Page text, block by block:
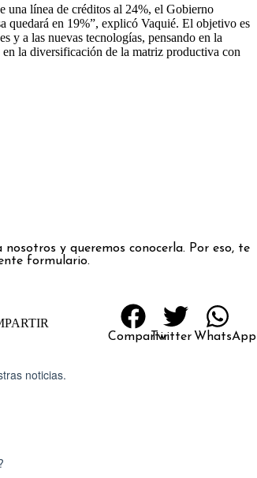
una línea de créditos al 24%, el Gobierno
quedará en 19%”, explicó Vaquié. El objetivo es
y a las nuevas tecnologías, pensando en la
la diversificación de la matriz productiva con
nosotros y queremos conocerla. Por eso, te
formulario.
CompartirTwitter WhatsApp